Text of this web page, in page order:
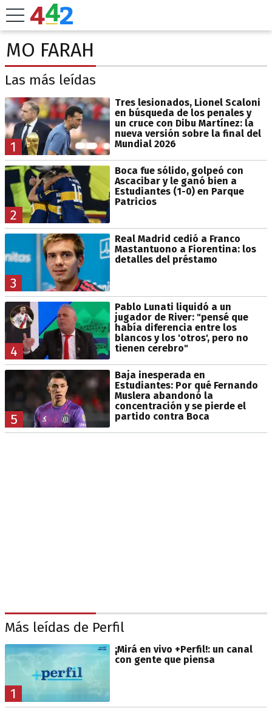
MO FARAH
Las más leídas
1
Tres lesionados, Lionel Scaloni
en búsqueda de los penales y
un cruce con Dibu Martínez: la
nueva versión sobre la final del
Mundial 2026
2
Boca fue sólido, golpeó con
Ascacibar y le ganó bien a
Estudiantes (1-0) en Parque
Patricios
3
Real Madrid cedió a Franco
Mastantuono a Fiorentina: los
detalles del préstamo
4
Pablo Lunati liquidó a un
jugador de River: "pensé que
había diferencia entre los
blancos y los 'otros', pero no
tienen cerebro"
5
Baja inesperada en
Estudiantes: Por qué Fernando
Muslera abandonó la
concentración y se pierde el
partido contra Boca
Más leídas de Perfil
1
¡Mirá en vivo +Perfil!: un canal
con gente que piensa